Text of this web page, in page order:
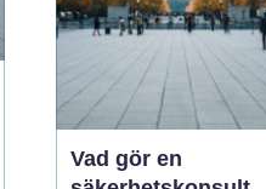
Vad gör en